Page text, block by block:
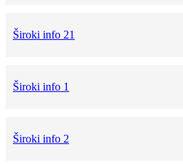
Široki info 21
Široki info 1
Široki info 2